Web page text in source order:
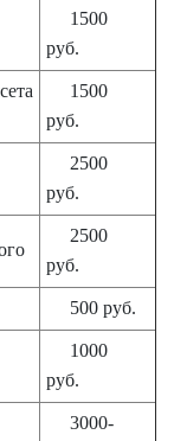
1500
руб.
1500
руб.
2500
руб.
2500
руб.
500 руб.
1000
руб.
3000-